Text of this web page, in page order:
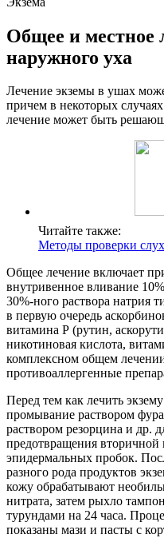
Общее и местное
наружного уха
Лечение экземы в ушах
причем в некоторых
лечение может быть
Читайте также:
Методы проверки
Общее лечение включает
внутривенное вливание
30%-ного раствора натрия
в первую очередь
витамина Р (рутин,
никотиновая кислота,
комплексном общем
противоаллергенные
Перед тем как лечить
промывание раствором
раствором резорцина и др.
предотвращения
эпидермальных пробок.
разного рода продуктов
кожу обрабатывают
нитрата, затем рыхло
турундами на 24 часа.
показаны мази и пасты с